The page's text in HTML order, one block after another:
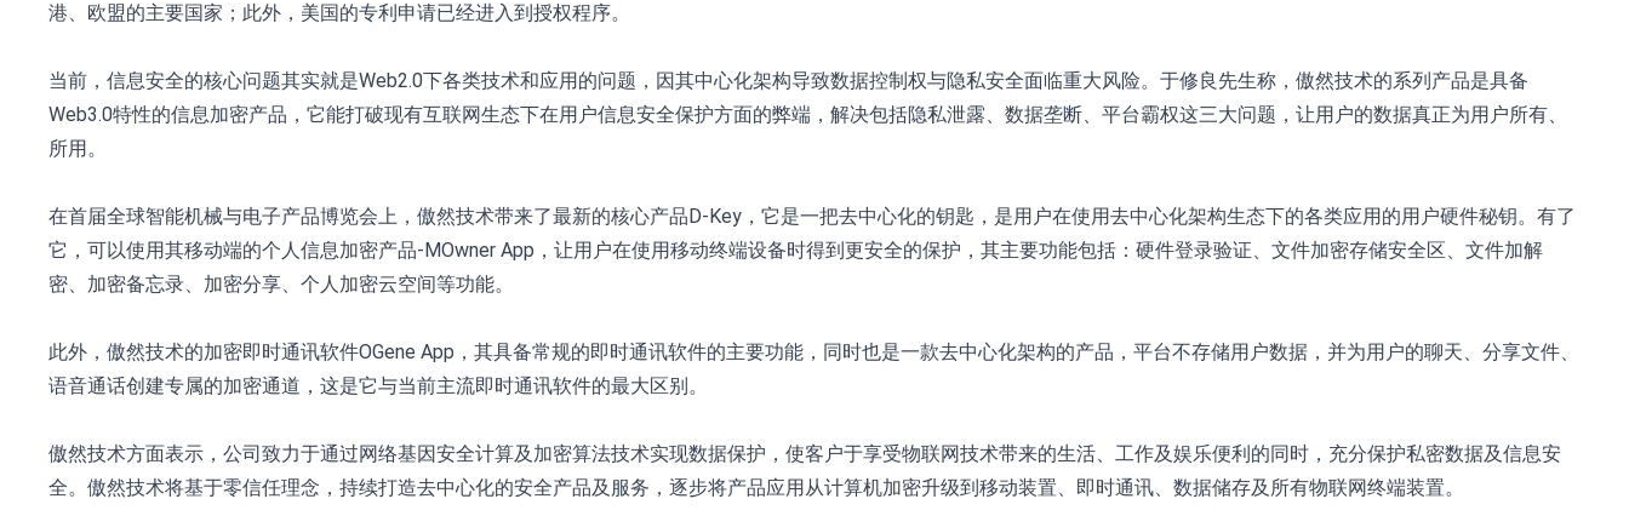
港、欧盟的主要国家；此外，美国的专利申请已经进入到授权程序。
当前，信息安全的核心问题其实就是Web2.0下各类技术和应用的问题，因其中心化架构导致数据控制权与隐私安全面临重大风险。于修良先生称，傲然技术的系列产品是具备
Web3.0特性的信息加密产品，它能打破现有互联网生态下在用户信息安全保护方面的弊端，解决包括隐私泄露、数据垄断、平台霸权这三大问题，让用户的数据真正为用户所有、
所用。
在首届全球智能机械与电子产品博览会上，傲然技术带来了最新的核心产品D-Key，它是一把去中心化的钥匙，是用户在使用去中心化架构生态下的各类应用的用户硬件秘钥。有了
它，可以使用其移动端的个人信息加密产品-MOwner App，让用户在使用移动终端设备时得到更安全的保护，其主要功能包括：硬件登录验证、文件加密存储安全区、文件加解
密、加密备忘录、加密分享、个人加密云空间等功能。
此外，傲然技术的加密即时通讯软件OGene App，其具备常规的即时通讯软件的主要功能，同时也是一款去中心化架构的产品，平台不存储用户数据，并为用户的聊天、分享文件、
语音通话创建专属的加密通道，这是它与当前主流即时通讯软件的最大区别。
傲然技术方面表示，公司致力于通过网络基因安全计算及加密算法技术实现数据保护，使客户于享受物联网技术带来的生活、工作及娱乐便利的同时，充分保护私密数据及信息安
全。傲然技术将基于零信任理念，持续打造去中心化的安全产品及服务，逐步将产品应用从计算机加密升级到移动装置、即时通讯、数据储存及所有物联网终端装置。